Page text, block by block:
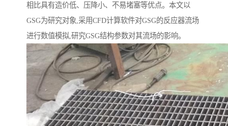
相比具有造价低、压降小、不易堵塞等优点。本文以
GSG为研究对象,采用CFD计算软件对GSG的反应器流场
进行数值模拟,研究GSG结构参数对其流场的影响。